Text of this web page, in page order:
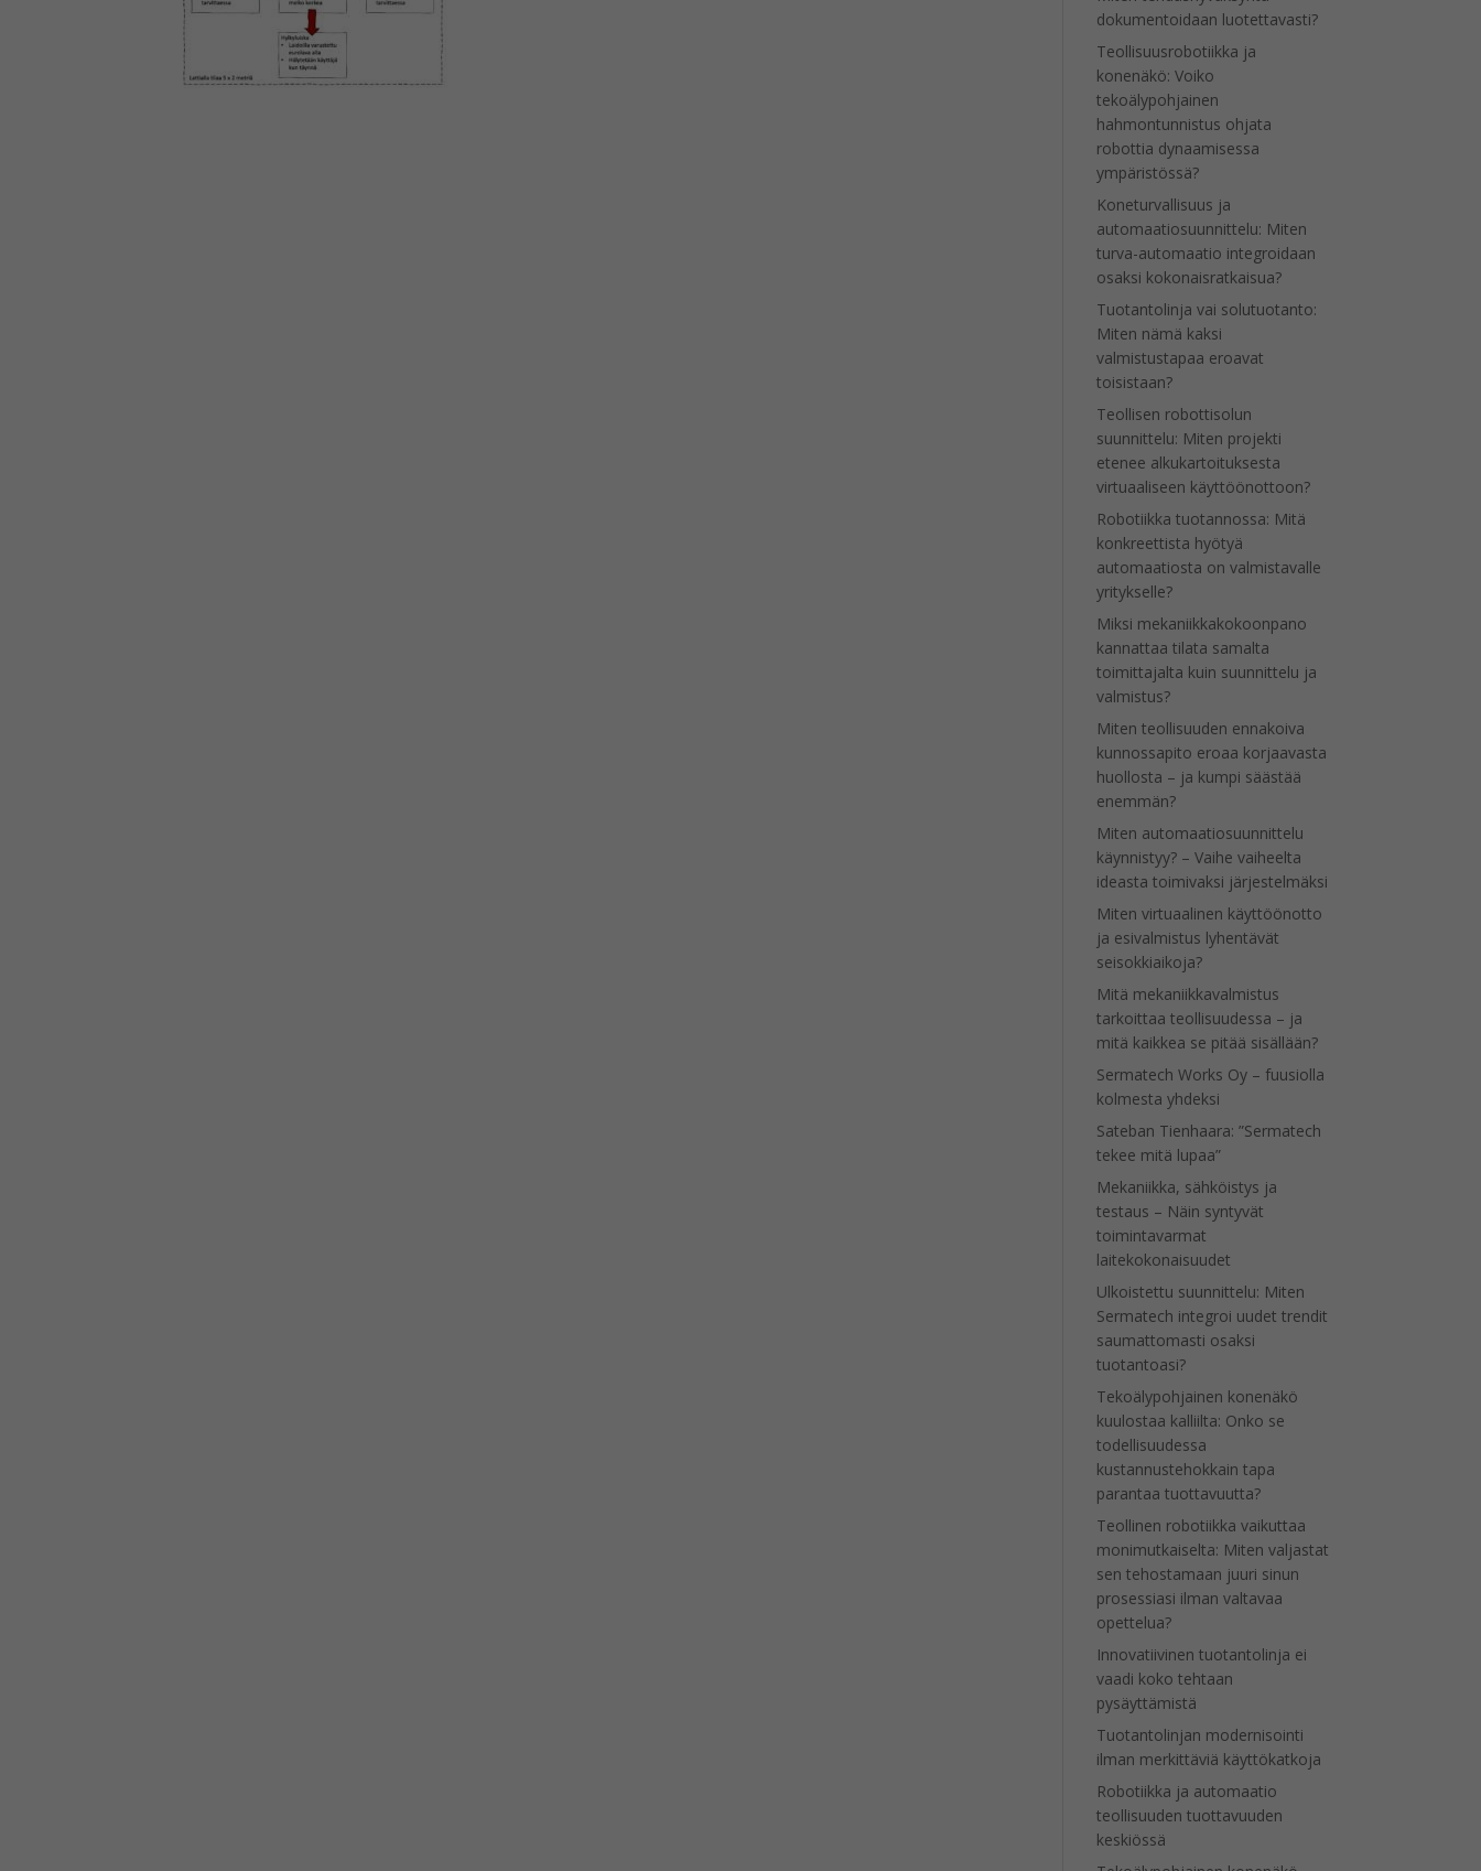
dokumentoidaan luotettavasti?
Teollisuusrobotiikka ja
konenäkö: Voiko
tekoälypohjainen
hahmontunnistus ohjata
robottia dynaamisessa
ympäristössä?
Koneturvallisuus ja
automaatiosuunnittelu: Miten
turva-automaatio integroidaan
osaksi kokonaisratkaisua?
Tuotantolinja vai solutuotanto:
Miten nämä kaksi
valmistustapaa eroavat
toisistaan?
Teollisen robottisolun
suunnittelu: Miten projekti
etenee alkukartoituksesta
virtuaaliseen käyttöönottoon?
Robotiikka tuotannossa: Mitä
konkreettista hyötyä
automaatiosta on valmistavalle
yritykselle?
Miksi mekaniikkakokoonpano
kannattaa tilata samalta
toimittajalta kuin suunnittelu ja
valmistus?
Miten teollisuuden ennakoiva
kunnossapito eroaa korjaavasta
huollosta – ja kumpi säästää
enemmän?
Miten automaatiosuunnittelu
käynnistyy? – Vaihe vaiheelta
ideasta toimivaksi järjestelmäksi
Miten virtuaalinen käyttöönotto
ja esivalmistus lyhentävät
seisokkiaikoja?
Mitä mekaniikkavalmistus
tarkoittaa teollisuudessa – ja
mitä kaikkea se pitää sisällään?
Sermatech Works Oy – fuusiolla
kolmesta yhdeksi
Sateban Tienhaara: ”Sermatech
tekee mitä lupaa”
Mekaniikka, sähköistys ja
testaus – Näin syntyvät
toimintavarmat
laitekokonaisuudet
Ulkoistettu suunnittelu: Miten
Sermatech integroi uudet trendit
saumattomasti osaksi
tuotantoasi?
Tekoälypohjainen konenäkö
kuulostaa kalliilta: Onko se
todellisuudessa
kustannustehokkain tapa
parantaa tuottavuutta?
Teollinen robotiikka vaikuttaa
monimutkaiselta: Miten valjastat
sen tehostamaan juuri sinun
prosessiasi ilman valtavaa
opettelua?
Innovatiivinen tuotantolinja ei
vaadi koko tehtaan
pysäyttämistä
Tuotantolinjan modernisointi
ilman merkittäviä käyttökatkoja
Robotiikka ja automaatio
teollisuuden tuottavuuden
keskiössä